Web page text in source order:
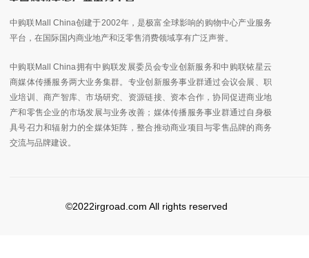
中购联Mall China创建于2002年，是极富全球影响的购物中心产业服务
平台，在国际国内商业地产和泛零售消费领域享有广泛声誉。
中购联Mall China拥有中购联发展委员会专业创新服务和中购联铱星云
商媒体传播服务两大业务集群。专业创新服务事业群通过会议会展、职
业培训、商产智库、市场研究、资源链接、资本合作，协同促进商业地
产和零售企业的市场发展与业务改善；媒体传播服务事业群通过自身极
具号召力和辐射力的全媒体矩阵，整合推动商业项目与零售品牌的商务
交流与品牌建设。
©2022irgroad.com All rights reserved